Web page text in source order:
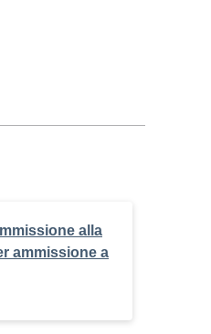
alla
ammissione a